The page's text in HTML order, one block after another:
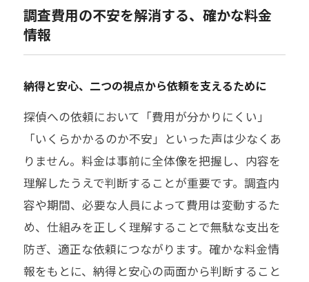
調査費用の不安を解消する、確かな料金
情報
納得と安心、二つの視点から依頼を支えるために
探偵への依頼において「費用が分かりにくい」
「いくらかかるのか不安」といった声は少なくあ
りません。料金は事前に全体像を把握し、内容を
理解したうえで判断することが重要です。調査内
容や期間、必要な人員によって費用は変動するた
め、仕組みを正しく理解することで無駄な支出を
防ぎ、適正な依頼につながります。確かな料金情
報をもとに、納得と安心の両面から判断すること